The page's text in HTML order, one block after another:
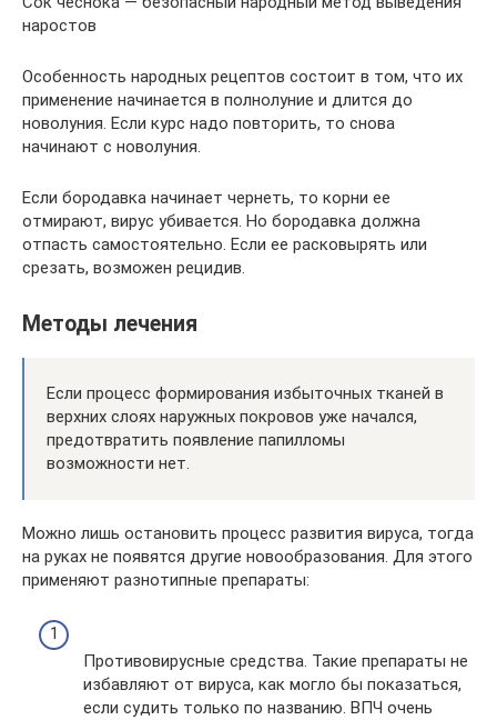
наростов
Особенность народных рецептов состоит в том, что их
применение начинается в полнолуние и длится до
новолуния. Если курс надо повторить, то снова
начинают с новолуния.
Если бородавка начинает чернеть, то корни ее
отмирают, вирус убивается. Но бородавка должна
отпасть самостоятельно. Если ее расковырять или
срезать, возможен рецидив.
Методы лечения
Если процесс формирования избыточных тканей в
верхних слоях наружных покровов уже начался,
предотвратить появление папилломы
возможности нет.
Можно лишь остановить процесс развития вируса, тогда
на руках не появятся другие новообразования. Для этого
применяют разнотипные препараты:
Противовирусные средства. Такие препараты не
избавляют от вируса, как могло бы показаться,
если судить только по названию. ВПЧ очень